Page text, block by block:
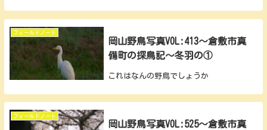
フィールドノート
岡山野鳥写真VOL:413～倉敷市真
備町の探鳥記～冬羽の①
これはなんの野鳥でしょうか
フィールドノート
岡山野鳥写真VOL:525～倉敷市真